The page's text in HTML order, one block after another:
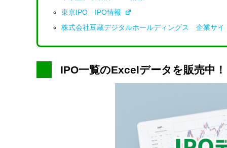
東京IPO IPO情報
株式会社豆蔵デジタルホールディングス 企業サ
IPO一覧のExcelデータを販売中！